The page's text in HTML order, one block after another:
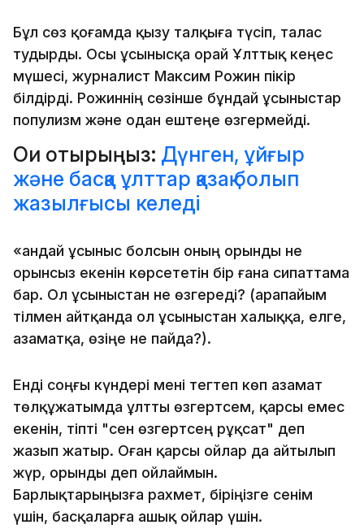
Бұл сөз қоғамда қызу талқыға түсіп, талас
тудырды. Осы ұсынысқа орай Ұлттық кеңес
мүшесі, журналист Максим Рожин пікір
білдірді. Рожиннің сөзінше бұндай ұсыныстар
популизм және одан ештеңе өзгермейді.
Оқи отырыңыз: Дүнген, ұйғыр
және басқа ұлттар қазақ болып
жазылғысы келеді
«Қандай ұсыныс болсын оның орынды не
орынсыз екенін көрсететін бір ғана сипаттама
бар. Ол ұсыныстан не өзгереді? (Қарапайым
тілмен айтқанда ол ұсыныстан халыққа, елге,
азаматқа, өзіңе не пайда?).
Енді соңғы күндері мені тегтеп көп азамат
төлқұжатымда ұлтты өзгертсем, қарсы емес
екенін, тіпті "сен өзгертсең рұқсат" деп
жазып жатыр. Оған қарсы ойлар да айтылып
жүр, орынды деп ойлаймын.
Барлықтарыңызға рахмет, біріңізге сенім
үшін, басқаларға ашық ойлар үшін.